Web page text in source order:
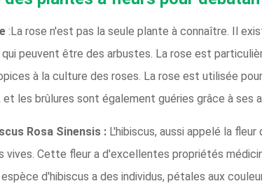
:La rose n'est pas la seule plante à connaître. Il
peuvent être des arbustes. La rose est
à la culture des roses. La rose est utilisée
et les brûlures sont également guéries grâce à ses
Rosa Sinensis : L'hibiscus, aussi appelé la
vives. Cette fleur a d'excellentes propriétés
espèce d'hibiscus a des individus, pétales aux